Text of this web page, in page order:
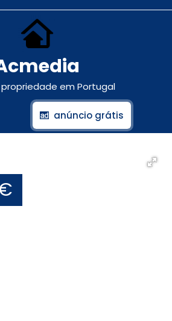
em Portugal
anúncio grátis